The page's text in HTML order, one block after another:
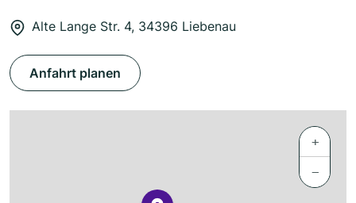
Alte Lange Str. 4, 34396 Liebenau
Anfahrt planen
+
−